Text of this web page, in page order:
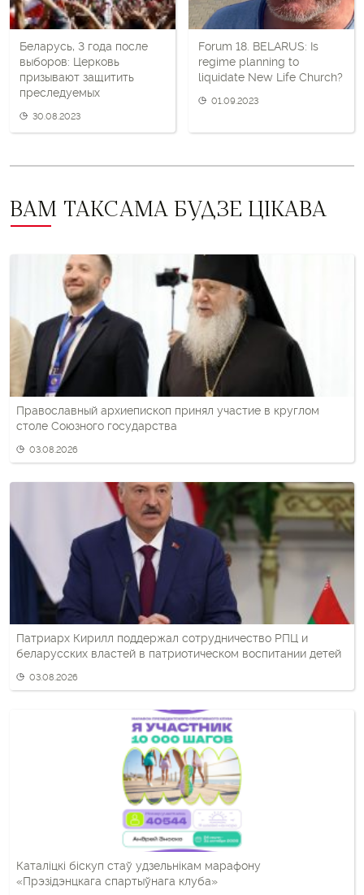
Беларусь, 3 года после
выборов: Церковь
призывают защитить
преследуемых
30.08.2023
Forum 18. BELARUS: Is
regime planning to
liquidate New Life Church?
01.09.2023
ВАМ ТАКСАМА БУДЗЕ ЦІКАВА
Православный архиепископ принял участие в круглом
столе Союзного государства
03.08.2026
Патриарх Кирилл поддержал сотрудничество РПЦ и
беларусских властей в патриотическом воспитании детей
03.08.2026
Каталіцкі біскуп стаў удзельнікам марафону
«Прэзідэнцкага спартыўнага клуба»